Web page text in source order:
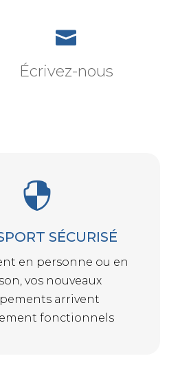

Écrivez-nous

SÉCURISÉ
en personne ou en
vos nouveaux
arrivent
fonctionnels